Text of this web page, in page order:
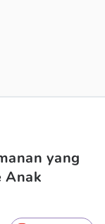
yang
Anak